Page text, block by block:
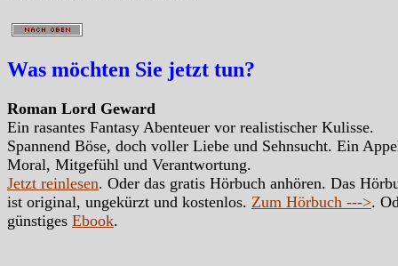
Was möchten Sie jetzt tun?
Roman Lord Geward
Ein rasantes Fantasy Abenteuer vor realistischer Kulisse.
Spannend Böse, doch voller Liebe und Sehnsucht. Ein
Moral, Mitgefühl und Verantwortung.
Jetzt reinlesen. Oder das gratis Hörbuch anhören. Das
ist original, ungekürzt und kostenlos. Zum Hörbuch --->.
günstiges Ebook.